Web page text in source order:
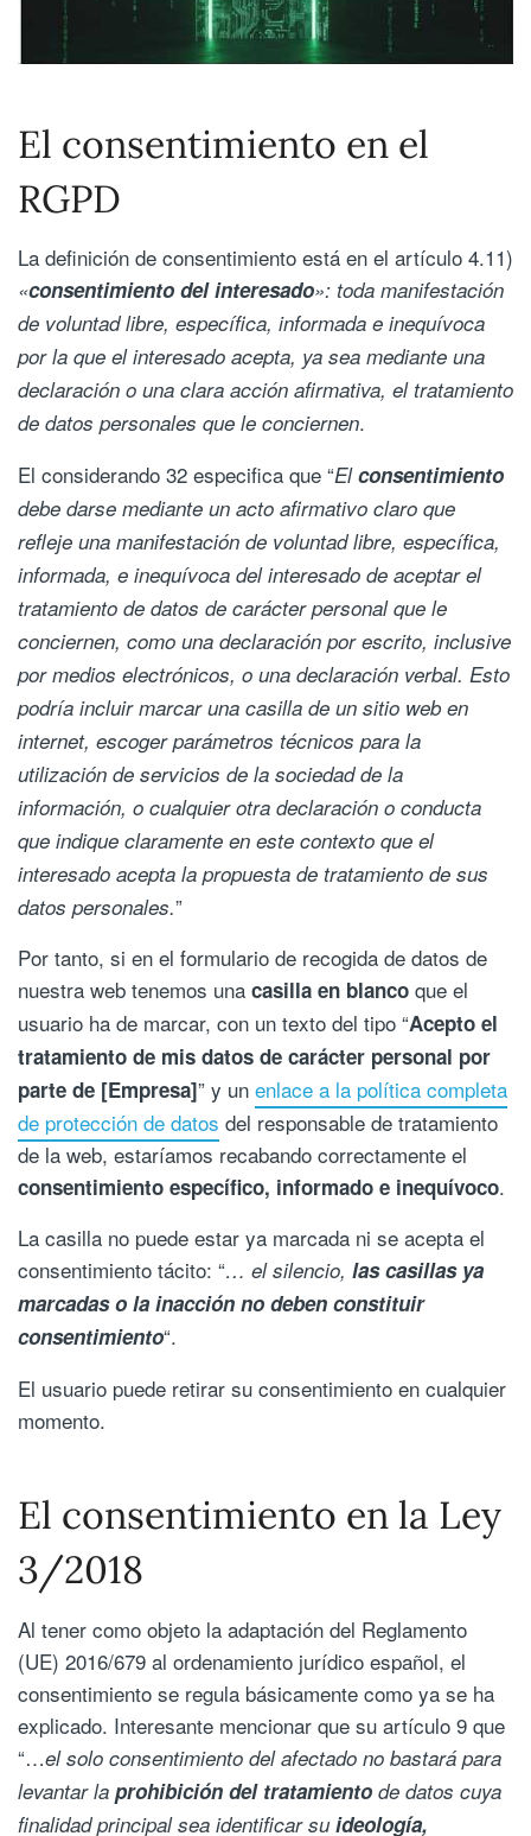
El consentimiento en el
RGPD
La definición de consentimiento está en el artículo 4.11)
«consentimiento del interesado»: toda manifestación
de voluntad libre, específica, informada e inequívoca
por la que el interesado acepta, ya sea mediante una
declaración o una clara acción afirmativa, el tratamiento
de datos personales que le conciernen.
El considerando 32 especifica que “Elconsentimiento
debe darse mediante un acto afirmativo claro que
refleje una manifestación de voluntad libre, específica,
informada, e inequívoca del interesado de aceptar el
tratamiento de datos de carácter personal que le
conciernen, como una declaración por escrito, inclusive
por medios electrónicos, o una declaración verbal. Esto
podría incluir marcar una casilla de un sitio web en
internet, escoger parámetros técnicos para la
utilización de servicios de la sociedad de la
información, o cualquier otra declaración o conducta
que indique claramente en este contexto que el
interesado acepta la propuesta de tratamiento de sus
datos personales.”
Por tanto, si en el formulario de recogida de datos de
nuestra web tenemos una casilla en blanco que el
usuario ha de marcar, con un texto del tipo “Acepto el
tratamiento de mis datos de carácter personal por
parte de [Empresa]” y un enlace a la política completa
de protección de datos del responsable de tratamiento
de la web, estaríamos recabando correctamente el
consentimiento específico, informado e inequívoco.
La casilla no puede estar ya marcada ni se acepta el
consentimiento tácito: “… el silencio, las casillas ya
marcadas o la inacción no deben constituir
consentimiento“.
El usuario puede retirar su consentimiento en cualquier
momento.
El consentimiento en la Ley
3/2018
Al tener como objeto la adaptación del Reglamento
(UE) 2016/679 al ordenamiento jurídico español, el
consentimiento se regula básicamente como ya se ha
explicado. Interesante mencionar que su artículo 9 que
“…el solo consentimiento del afectado no bastará para
levantar la prohibición del tratamiento de datos cuya
finalidad principal sea identificar suideología,